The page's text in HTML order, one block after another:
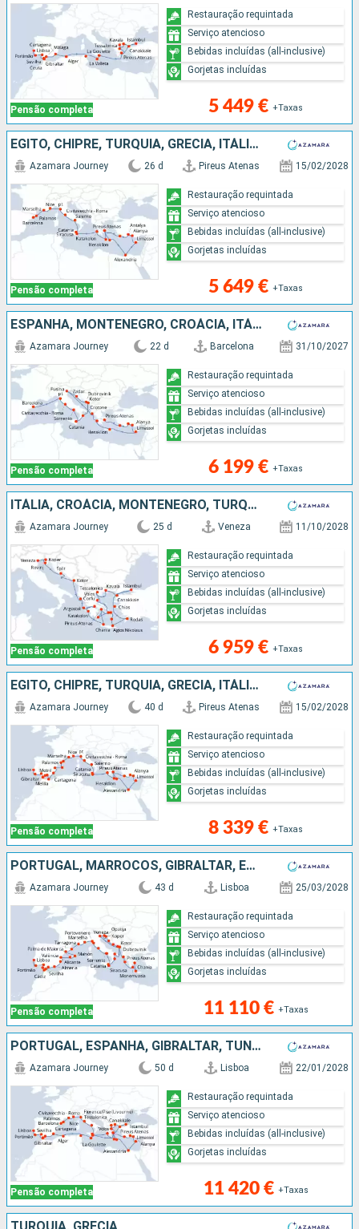
Pensão completa 5 449 € +Taxas
Restauração requintada
Serviço atencioso
Bebidas incluídas (all-inclusive)
Gorjetas incluídas
EGITO, CHIPRE, TURQUIA, GRÉCIA, ITÁLIA, FRANÇA, ESPANHA
Pensão completa
Azamara Journey 26 d Pireus Atenas 15/02/2028
5 649 € +Taxas
Restauração requintada
Serviço atencioso
Bebidas incluídas (all-inclusive)
Gorjetas incluídas
ESPANHA, MONTENEGRO, CROÁCIA, ITÁLIA, CHIPRE, TURQUIA, GRÉCIA
Pensão completa
Azamara Journey 22 d Barcelona 31/10/2027
6 199 € +Taxas
Restauração requintada
Serviço atencioso
Bebidas incluídas (all-inclusive)
Gorjetas incluídas
ITÁLIA, CROÁCIA, MONTENEGRO, TURQUIA, GRÉCIA
Pensão completa
Azamara Journey 25 d Veneza 11/10/2028
6 959 € +Taxas
Restauração requintada
Serviço atencioso
Bebidas incluídas (all-inclusive)
Gorjetas incluídas
EGITO, CHIPRE, TURQUIA, GRÉCIA, ITÁLIA, FRANÇA, MAIORCA, ESPANHA, GIBRALTAR, PORTUGAL
Pensão completa
Azamara Journey 40 d Pireus Atenas 15/02/2028
8 339 € +Taxas
Restauração requintada
Serviço atencioso
Bebidas incluídas (all-inclusive)
Gorjetas incluídas
PORTUGAL, MARROCOS, GIBRALTAR, ESPANHA, MAIORCA, FRANÇA, MÔNACO, ITÁLIA, CROÁCIA, MONTENEGRO, GRÉCIA
Pensão completa
Azamara Journey 43 d Lisboa 25/03/2028
11 110 € +Taxas
Restauração requintada
Serviço atencioso
Bebidas incluídas (all-inclusive)
Gorjetas incluídas
PORTUGAL, ESPANHA, GIBRALTAR, TUNÍSIA, MALTA, TURQUIA, GRÉCIA, EGITO, CHIPRE, ITÁLIA, FRANÇA
Pensão completa
Azamara Journey 50 d Lisboa 22/01/2028
11 420 € +Taxas
Restauração requintada
Serviço atencioso
Bebidas incluídas (all-inclusive)
Gorjetas incluídas